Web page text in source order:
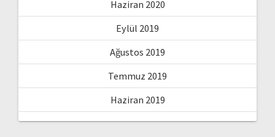
Haziran 2020
Eylül 2019
Ağustos 2019
Temmuz 2019
Haziran 2019